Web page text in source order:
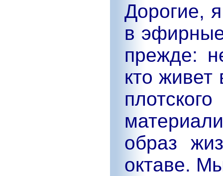
Дорогие,
в
прежде:
кто живет
образ
октаве.